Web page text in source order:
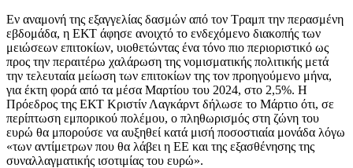
Εν αναμονή της εξαγγελίας δασμών από τον Τραμπ την περασμένη
εβδομάδα, η ΕΚΤ άφησε ανοιχτό το ενδεχόμενο διακοπής των
μειώσεων επιτοκίων, υιοθετώντας ένα τόνο πιο περιοριστικό ως
προς την περαιτέρω χαλάρωση της νομισματικής πολιτικής μετά
την τελευταία μείωση των επιτοκίων της τον προηγούμενο μήνα,
για έκτη φορά από τα μέσα Μαρτίου του 2024, στο 2,5%. Η
Πρόεδρος της ΕΚΤ Κριστίν Λαγκάρντ δήλωσε το Μάρτιο ότι, σε
περίπτωση εμπορικού πολέμου, ο πληθωρισμός στη ζώνη του
ευρώ θα μπορούσε να αυξηθεί κατά μισή ποσοστιαία μονάδα λόγω
«των αντίμετρων που θα λάβει η ΕΕ και της εξασθένησης της
συναλλαγματικής ισοτιμίας του ευρώ».